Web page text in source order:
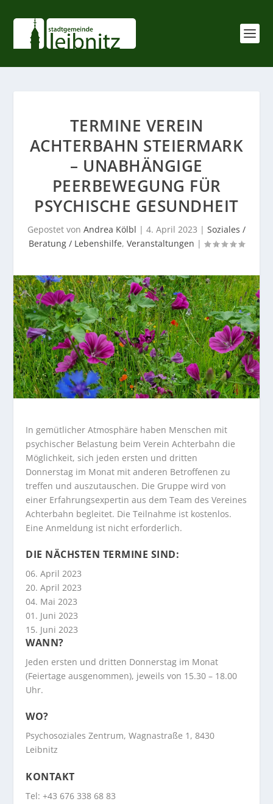
TERMINE VEREIN
ACHTERBAHN STEIERMARK
– UNABHÄNGIGE
PEERBEWEGUNG FÜR
PSYCHISCHE GESUNDHEIT
Gepostet von Andrea Kölbl | 4. April 2023 | Soziales /
Beratung / Lebenshilfe, Veranstaltungen |
In gemütlicher Atmosphäre haben Menschen mit
psychischer Belastung beim Verein Achterbahn die
Möglichkeit, sich jeden ersten und dritten
Donnerstag im Monat mit anderen Betroffenen zu
treffen und auszutauschen. Die Gruppe wird von
einer Erfahrungsexpertin aus dem Team des Vereines
Achterbahn begleitet. Die Teilnahme ist kostenlos.
Eine Anmeldung ist nicht erforderlich.
DIE NÄCHSTEN TERMINE SIND:
06. April 2023
20. April 2023
04. Mai 2023
01. Juni 2023
15. Juni 2023
WANN?
Jeden ersten und dritten Donnerstag im Monat
(Feiertage ausgenommen), jeweils von 15.30 – 18.00
Uhr.
WO?
Psychosoziales Zentrum, Wagnastraße 1, 8430
Leibnitz
KONTAKT
Tel: +43 676 338 68 83